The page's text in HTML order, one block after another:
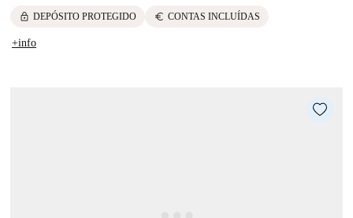
lock DEPÓSITO PROTEGIDO euro CONTAS INCLUÍDAS
+info